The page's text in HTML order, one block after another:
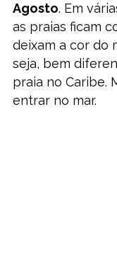
Agosto. Em
as praias ficam
deixam a cor do
seja, bem
praia no Caribe.
entrar no mar.